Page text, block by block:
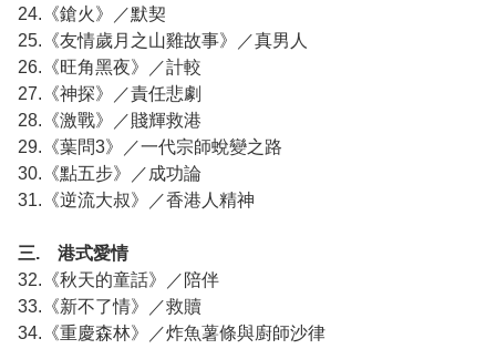
24.《鎗火》／默契
25.《友情歲月之山雞故事》／真男人
26.《旺角黑夜》／計較
27.《神探》／責任悲劇
28.《激戰》／賤輝救港
29.《葉問3》／一代宗師蛻變之路
30.《點五步》／成功論
31.《逆流大叔》／香港人精神
三. 港式愛情
32.《秋天的童話》／陪伴
33.《新不了情》／救贖
34.《重慶森林》／炸魚薯條與廚師沙律